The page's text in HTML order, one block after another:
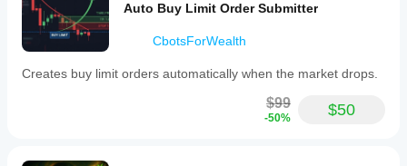
Auto Buy Limit Order Submitter
CbotsForWealth
Creates buy limit orders automatically when the market drops.
$99
-50% $50